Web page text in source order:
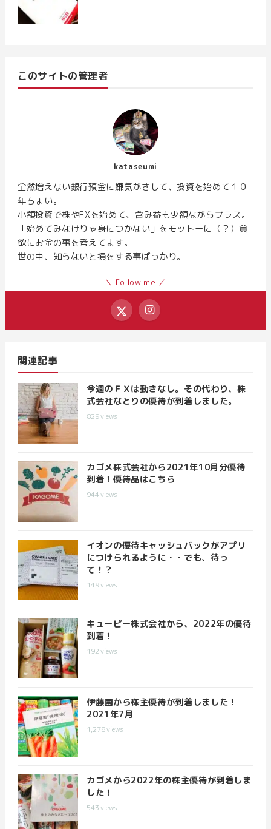
このサイトの管理者
kataseumi
全然増えない銀行預金に嫌気がさして、投資を始めて１０
年ちょい。
小額投資で株やFXを始めて、含み益も少額ながらプラス。
「始めてみなけりゃ身につかない」をモットーに（？）貪
欲にお金の事を考えてます。
世の中、知らないと損をする事ばっかり。
＼ Follow me ／
関連記事
今週のＦＸは動きなし。その代わり、株
式会社なとりの優待が到着しました。
829views
カゴメ株式会社から2021年10月分優待
到着！優待品はこちら
944views
イオンの優待キャッシュバックがアプリ
につけられるように・・でも、待っ
て！？
149views
キューピー株式会社から、2022年の優待
到着！
192views
伊藤園から株主優待が到着しました！
2021年7月
1,278views
カゴメから2022年の株主優待が到着しま
した！
543views